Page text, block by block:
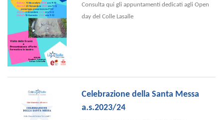
Consulta qui gli appuntamenti dedicati agli Open
day del Colle Lasalle
Celebrazione della Santa Messa
a.s.2023/24